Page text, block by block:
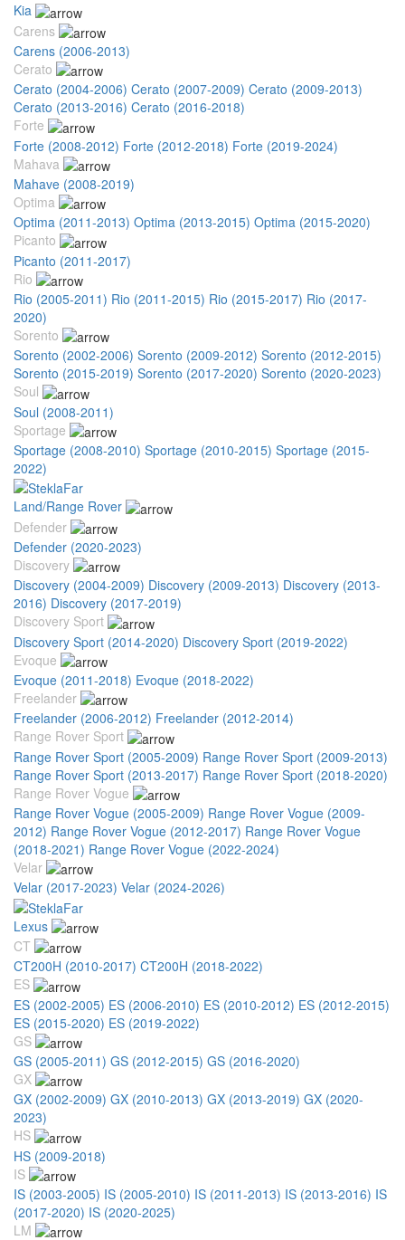
Kia
Carens
Carens (2006-2013)
Cerato
Cerato (2004-2006) Cerato (2007-2009) Cerato (2009-2013)
Cerato (2013-2016) Cerato (2016-2018)
Forte
Forte (2008-2012) Forte (2012-2018) Forte (2019-2024)
Mahava
Mahave (2008-2019)
Optima
Optima (2011-2013) Optima (2013-2015) Optima (2015-2020)
Picanto
Picanto (2011-2017)
Rio
Rio (2005-2011) Rio (2011-2015) Rio (2015-2017) Rio (2017-
2020)
Sorento
Sorento (2002-2006) Sorento (2009-2012) Sorento (2012-2015)
Sorento (2015-2019) Sorento (2017-2020) Sorento (2020-2023)
Soul
Soul (2008-2011)
Sportage
Sportage (2008-2010) Sportage (2010-2015) Sportage (2015-
2022)
Land/Range Rover
Defender
Defender (2020-2023)
Discovery
Discovery (2004-2009) Discovery (2009-2013) Discovery (2013-
2016) Discovery (2017-2019)
Discovery Sport
Discovery Sport (2014-2020) Discovery Sport (2019-2022)
Evoque
Evoque (2011-2018) Evoque (2018-2022)
Freelander
Freelander (2006-2012) Freelander (2012-2014)
Range Rover Sport
Range Rover Sport (2005-2009) Range Rover Sport (2009-2013)
Range Rover Sport (2013-2017) Range Rover Sport (2018-2020)
Range Rover Vogue
Range Rover Vogue (2005-2009) Range Rover Vogue (2009-
2012) Range Rover Vogue (2012-2017) Range Rover Vogue
(2018-2021) Range Rover Vogue (2022-2024)
Velar
Velar (2017-2023) Velar (2024-2026)
Lexus
CT
CT200H (2010-2017) CT200H (2018-2022)
ES
ES (2002-2005) ES (2006-2010) ES (2010-2012) ES (2012-2015)
ES (2015-2020) ES (2019-2022)
GS
GS (2005-2011) GS (2012-2015) GS (2016-2020)
GX
GX (2002-2009) GX (2010-2013) GX (2013-2019) GX (2020-
2023)
HS
HS (2009-2018)
IS
IS (2003-2005) IS (2005-2010) IS (2011-2013) IS (2013-2016) IS
(2017-2020) IS (2020-2025)
LM